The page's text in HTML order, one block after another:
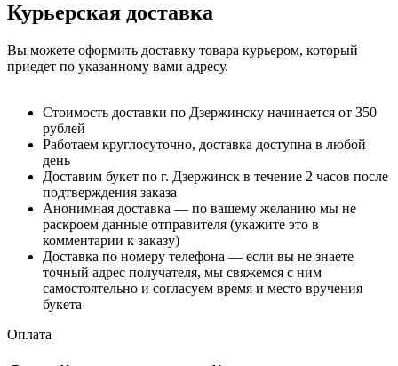
Курьерская доставка
Вы можете оформить доставку товара курьером, который
приедет по указанному вами адресу.
Стоимость доставки по Дзержинску начинается от 350
рублей
Работаем круглосуточно, доставка доступна в любой
день
Доставим букет по г. Дзержинск в течение 2 часов после
подтверждения заказа
Анонимная доставка — по вашему желанию мы не
раскроем данные отправителя (укажите это в
комментарии к заказу)
Доставка по номеру телефона — если вы не знаете
точный адрес получателя, мы свяжемся с ним
самостоятельно и согласуем время и место вручения
букета
Оплата